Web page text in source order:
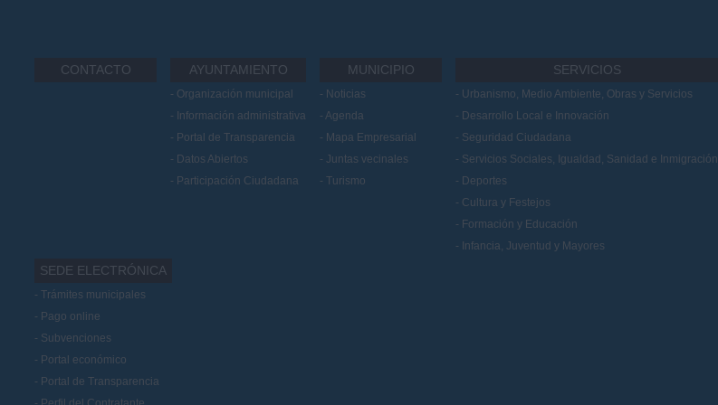
CONTACTO AYUNTAMIENTO
Organización municipal
Información administrativa
Portal de Transparencia
Datos Abiertos
Participación Ciudadana
MUNICIPIO
Noticias
Agenda
Mapa Empresarial
Juntas vecinales
Turismo
SERVICIOS
Urbanismo, Medio Ambiente, Obras y Servicios
Desarrollo Local e Innovación
Seguridad Ciudadana
Servicios Sociales, Igualdad, Sanidad e Inmigración
Deportes
Cultura y Festejos
Formación y Educación
Infancia, Juventud y Mayores
SEDE ELECTRÓNICA
Trámites municipales
Pago online
Subvenciones
Portal económico
Portal de Transparencia